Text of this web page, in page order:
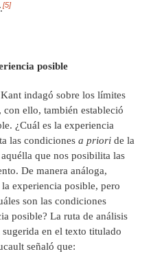
[5]
posible
indagó sobre los límites
ello, también estableció
¿Cuál es la experiencia
las condiciones a priori de la
que nos posibilita las
De manera análoga,
experiencia posible, pero
son las condiciones
posible? La ruta de análisis
sugerida en el texto titulado
señaló que: